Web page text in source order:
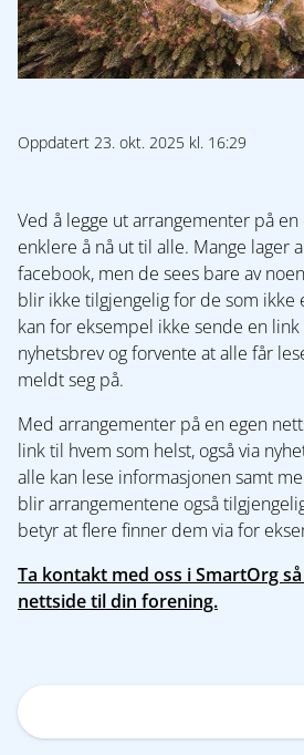
Oppdatert 23. okt. 2025 kl. 16:29
Ved å legge ut arrangementer på
enklere å nå ut til alle. Mange lager
facebook, men de sees bare av
blir ikke tilgjengelig for de som ikke
kan for eksempel ikke sende en
nyhetsbrev og forvente at alle får
meldt seg på.
Med arrangementer på en egen
link til hvem som helst, også via
alle kan lese informasjonen samt
blir arrangementene også
betyr at flere finner dem via for
Ta kontakt med oss i SmartOrg
nettside til din forening.